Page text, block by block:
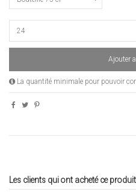
Ajouter
La quantité minimale pour pouvoir
Les clients qui ont acheté ce